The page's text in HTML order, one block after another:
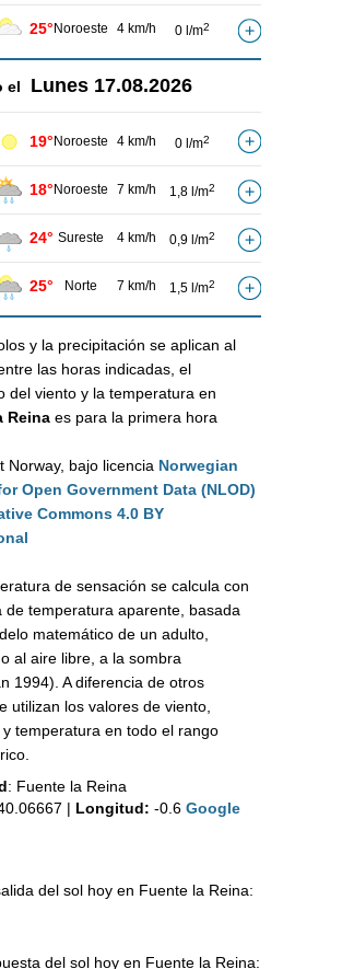
25° Noroeste 4 km/h 0 l/m2
el Lunes 17.08.2026
19° Noroeste 4 km/h 0 l/m2
18° Noroeste 7 km/h 1,8 l/m2
24° Sureste 4 km/h 0,9 l/m2
25° Norte 7 km/h 1,5 l/m2
y la precipitación se aplican al
las horas indicadas, el
del viento y la temperatura en
Reina es para la primera hora
Norway, bajo licencia Norwegian
Open Government Data (NLOD)
Commons 4.0 BY
de sensación se calcula con
de temperatura aparente, basada
matemático de un adulto,
al aire libre, a la sombra
1994). A diferencia de otros
utilizan los valores de viento,
y temperatura en todo el rango
: Fuente la Reina
| Longitud: -0.6 Google
del sol hoy en Fuente la Reina:
del sol hoy en Fuente la Reina: